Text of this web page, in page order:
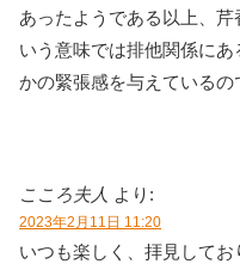
あったようである以上、
いう意味では排他関係に
かの緊張感を与えているの
こころ夫人 より:
2023年2月11日 11:20
いつも楽しく、拝見してお